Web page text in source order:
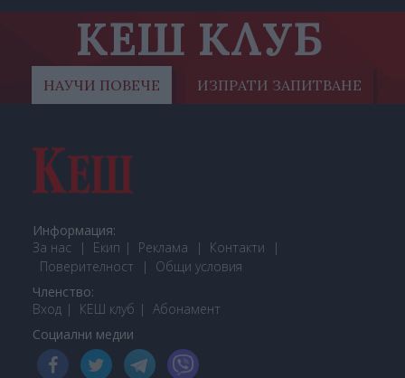
КЕШ КЛУБ
НАУЧИ ПОВЕЧЕ ИЗПРАТИ ЗАПИТВАНЕ
Информация:
За нас
Екип Реклама
Контакти
Поверителност
Общи условия
Членство:
Вход
КЕШ клуб Абонамент
Социални медии